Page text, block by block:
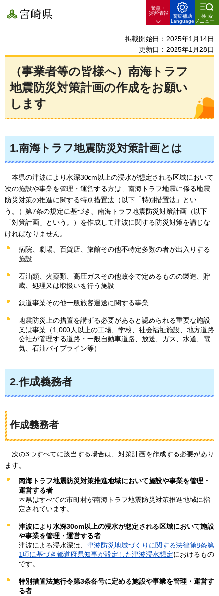
宮崎県
緊急・
災害情報
閲覧補助
Language
検索
メニュー
掲載開始日：2025年1月14日
更新日：2025年1月28日
（事業者等の皆様へ）南海トラフ
地震防災対策計画の作成をお願い
します
1.南海トラフ地震防災対策計画とは
本県の津波により水深30cm以上の浸水が想定される区域において
次の施設や事業を管理・運営する方は、 南海トラフ地震に係る地震
防災対策の推進に関する特別措置法（以下「特別措置法」とい
う。）第7条の規定に基づき、南海トラフ地震防災対策計画（以下
「対策計画」という。）を作成して津波に関する防災対策を講じな
ければなりません。
病院、劇場、百貨店、旅館その他不特定多数の者が出入りする
施設
石油類、火薬類、高圧ガスその他政令で定めるものの製造、貯
蔵、処理又は取扱いを行う施設
鉄道事業その他一般旅客運送に関する事業
地震防災上の措置を講ずる必要があると認められる重要な施設
又は事業（1,000人以上の工場、学校、社会福祉施設、地方道路
公社が管理する道路・一般自動車道路、放送、ガス、水道、電
気、石油パイプライン等）
2.作成義務者
作成義務者
次の3つすべてに該当する場合は、対策計画を作成する必要があり
ます。
南海トラフ地震防災対策推進地域において施設や事業を管理・
運営する者
本県はすべての市町村が南海トラフ地震防災対策推進地域に指
定されています。
津波により水深30cm以上の浸水が想定される区域において施設
や事業を管理・運営する者
津波による浸水深は、 津波防災地域づくりに関する法律第8条第
1項に基づき都道府県知事が設定した津波浸水想定におけるもの
です。
特別措置法施行令第3条各号に定める施設や事業を管理・運営す
る者